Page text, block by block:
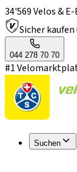
34'569 Velos &
Sicher
044 278 70 70
#1
Suchen